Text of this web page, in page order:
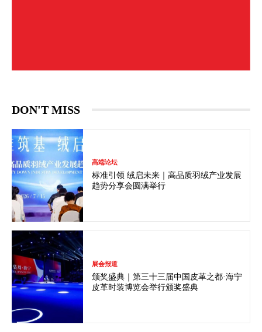
DON'T MISS
高端论坛
标准引领 绒启未来｜高品质羽绒产业发展
趋势分享会圆满举行
展会报道
颁奖盛典｜第三十三届中国皮革之都·海宁
皮革时装博览会举行颁奖盛典